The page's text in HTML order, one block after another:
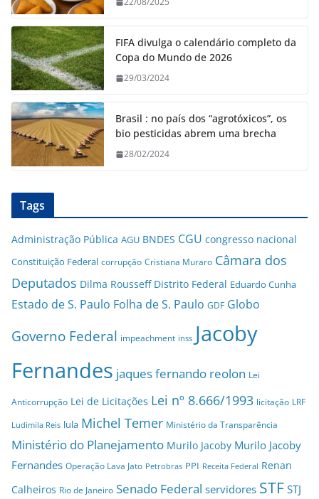
FIFA divulga o calendário completo da
Copa do Mundo de 2026
29/03/2024
Brasil : no país dos “agrotóxicos”, os
bio pesticidas abrem uma brecha
28/02/2024
Tags
Administração Pública AGU BNDES CGU congresso nacional
Constituição Federal corrupção Cristiana Muraro Câmara dos
Deputados Dilma Rousseff Distrito Federal Eduardo Cunha
Estado de S. Paulo Folha de S. Paulo GDF Globo
Governo Federal impeachment inss Jacoby
Fernandes jaques fernando reolon Lei
Anticorrupção Lei de Licitações Lei nº 8.666/1993 licitação LRF
Ludimila Reis lula Michel Temer Ministério da Transparência
Ministério do Planejamento Murilo Jacoby Murilo Jacoby
Fernandes Operação Lava Jato Petrobras PPI Receita Federal Renan
Calheiros Rio de Janeiro Senado Federal servidores STF STJ